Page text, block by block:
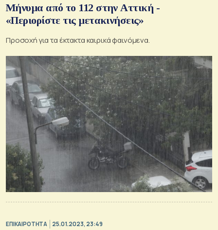
Μήνυμα από το 112 στην Αττική -
«Περιορίστε τις μετακινήσεις»
Προσοχή για τα έκτακτα καιρικά φαινόμενα.
ΕΠΙΚΑΙΡΟΤΗΤΑ 25.01.2023, 23:49